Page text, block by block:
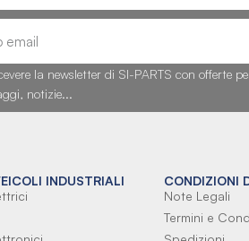
la newsletter di SI-PARTS con offerte
notizie...
INDUSTRIALI
CONDIZIONI
Note Legali
Termini e